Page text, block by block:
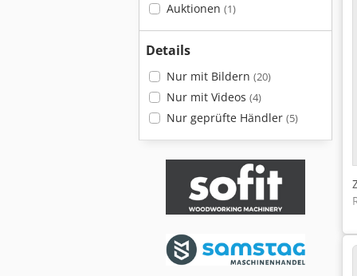
Auktionen (1)
Details
Nur mit Bildern (20)
Nur mit Videos (4)
Nur geprüfte Händler (5)